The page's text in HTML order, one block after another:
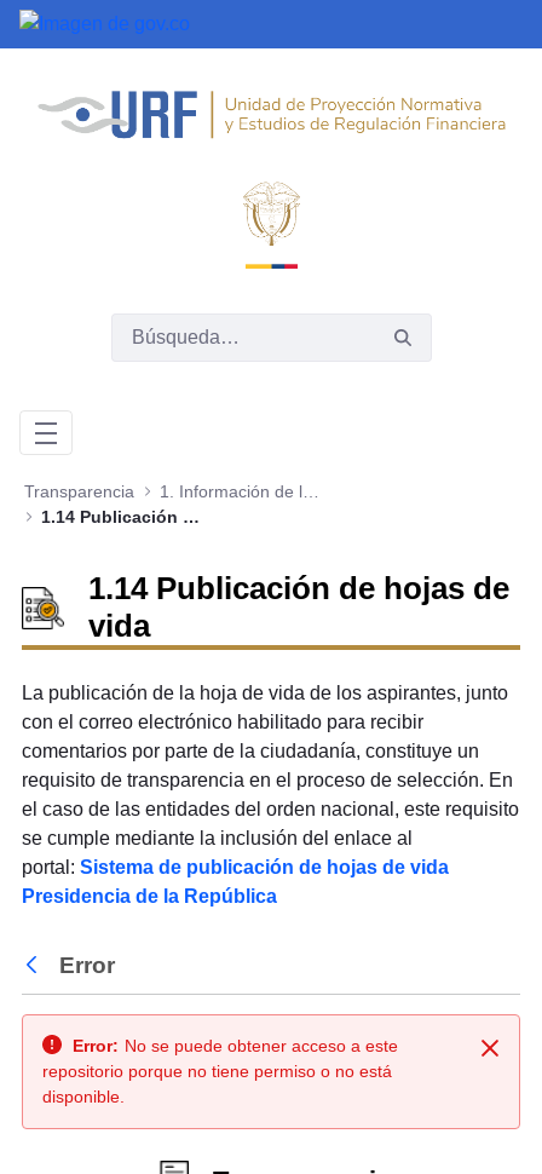
Saltar al contenido principal
Transparencia
1. Información de la entidad
1.14 Publicación de hojas de vida
1.14 Publicación de hojas de
vida
La publicación de la hoja de vida de los aspirantes, junto
con el correo electrónico habilitado para recibir
comentarios por parte de la ciudadanía, constituye un
requisito de transparencia en el proceso de selección. En
el caso de las entidades del orden nacional, este requisito
se cumple mediante la inclusión del enlace al
portal: Sistema de publicación de hojas de vida
Presidencia de la República
Atrás
Error
Error: No se puede obtener acceso a este
repositorio porque no tiene permiso o no está
disponible.